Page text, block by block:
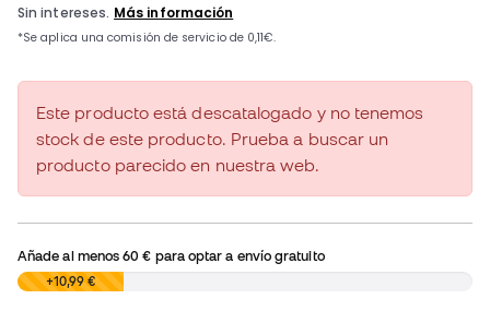
Este producto está descatalogado y no tenemos
stock de este producto. Prueba a buscar un
producto parecido en nuestra web.
Añade al menos60 € para optar a envío gratuito
0,00 €+10,99 €